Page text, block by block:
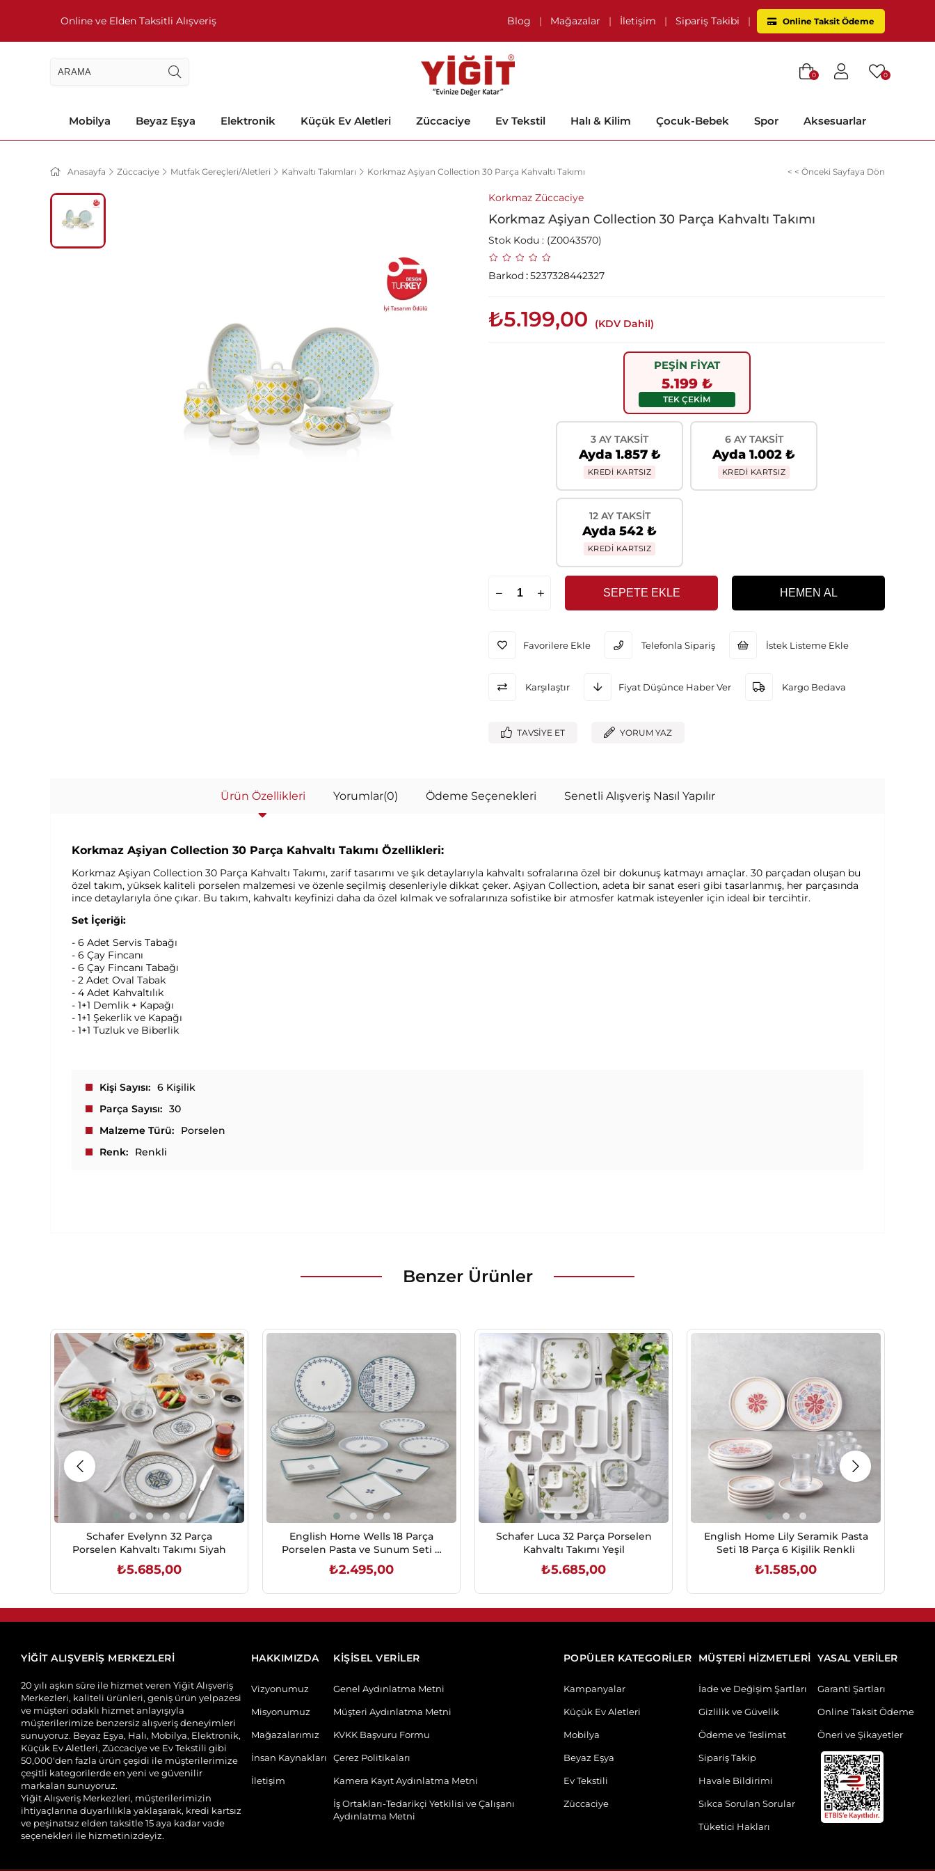
Online ve Elden Taksitli Alışveriş Blog | Mağazalar | İletişim | Sipariş Takibi | Online Taksit Ödeme
0
0
Mobilya Beyaz Eşya Elektronik Küçük Ev Aletleri Züccaciye Ev Tekstil Halı & Kilim Çocuk-Bebek Spor Aksesuarlar
Anasayfa Züccaciye Mutfak Gereçleri/Aletleri Kahvaltı Takımları Korkmaz Aşiyan Collection 30 Parça Kahvaltı Takımı < < Önceki Sayfaya Dön
Korkmaz Züccaciye
Korkmaz Aşiyan Collection 30 Parça Kahvaltı Takımı
Stok Kodu (Z0043570)
Barkod:5237328442327
₺5.199,00 (KDV Dahil)
PEŞİN FİYAT
5.199 ₺
TEK ÇEKİM
3 AY TAKSIT
Ayda 1.857 ₺
KREDİ KARTSIZ
6 AY TAKSIT
Ayda 1.002 ₺
KREDİ KARTSIZ
12 AY TAKSIT
Ayda 542 ₺
KREDİ KARTSIZ
Favorilere Ekle Telefonla Sipariş İstek Listeme Ekle
Karşılaştır Fiyat Düşünce Haber Ver Kargo Bedava
TAVSIYE ET YORUM YAZ
Ürün Özellikleri Yorumlar(0) Ödeme Seçenekleri Senetli Alışveriş Nasıl Yapılır
Korkmaz Aşiyan Collection 30 Parça Kahvaltı Takımı Özellikleri:
Korkmaz Aşiyan Collection 30 Parça Kahvaltı Takımı, zarif tasarımı ve şık detaylarıyla kahvaltı sofralarına özel bir dokunuş katmayı amaçlar. 30 parçadan oluşan bu
özel takım, yüksek kaliteli porselen malzemesi ve özenle seçilmiş desenleriyle dikkat çeker. Aşiyan Collection, adeta bir sanat eseri gibi tasarlanmış, her parçasında
ince detaylarıyla öne çıkar. Bu takım, kahvaltı keyfinizi daha da özel kılmak ve sofralarınıza sofistike bir atmosfer katmak isteyenler için ideal bir tercihtir.
Set İçeriği:
- 6 Adet Servis Tabağı
- 6 Çay Fincanı
- 6 Çay Fincanı Tabağı
- 2 Adet Oval Tabak
- 4 Adet Kahvaltılık
- 1+1 Demlik + Kapağı
- 1+1 Şekerlik ve Kapağı
- 1+1 Tuzluk ve Biberlik
Kişi Sayısı
6 Kişilik
Parça Sayısı
30
Malzeme Türü
Porselen
Renk
Renkli
Benzer Ürünler
Schafer Evelynn 32 Parça
Porselen Kahvaltı Takımı Siyah
₺5.685,00
English Home Wells 18 Parça
Porselen Pasta ve Sunum Seti 6
Kişilik Mavi
₺2.495,00
Schafer Luca 32 Parça Porselen
Kahvaltı Takımı Yeşil
₺5.685,00
English Home Lily Seramik Pasta
Seti 18 Parça 6 Kişilik Renkli
₺1.585,00
YİĞİT ALIŞVERİŞ MERKEZLERİ
20 yılı aşkın süre ile hizmet veren Yiğit Alışveriş
Merkezleri, kaliteli ürünleri, geniş ürün yelpazesi
ve müşteri odaklı hizmet anlayışıyla
müşterilerimize benzersiz alışveriş deneyimleri
sunuyoruz. Beyaz Eşya, Halı, Mobilya, Elektronik,
Küçük Ev Aletleri, Züccaciye ve Ev Tekstili gibi
50,000'den fazla ürün çeşidi ile müşterilerimize
çeşitli kategorilerde en yeni ve güvenilir
markaları sunuyoruz.
Yiğit Alışveriş Merkezleri, müşterilerimizin
ihtiyaçlarına duyarlılıkla yaklaşarak, kredi kartsız
ve peşinatsız elden taksitle 15 aya kadar vade
seçenekleri ile hizmetinizdeyiz.
HAKKIMIZDA
Vizyonumuz
Misyonumuz
Mağazalarımız
İnsan Kaynakları
İletişim
KİŞİSEL VERİLER
Genel Aydınlatma Metni
Müşteri Aydınlatma Metni
KVKK Başvuru Formu
Çerez Politikaları
Kamera Kayıt Aydınlatma Metni
İş Ortakları-Tedarikçi Yetkilisi ve Çalışanı
Aydınlatma Metni
POPÜLER KATEGORİLER
Kampanyalar
Küçük Ev Aletleri
Mobilya
Beyaz Eşya
Ev Tekstili
Züccaciye
MÜŞTERİ HİZMETLERİ
İade ve Değişim Şartları
Gizlilik ve Güvelik
Ödeme ve Teslimat
Sipariş Takip
Havale Bildirimi
Sıkca Sorulan Sorular
Tüketici Hakları
YASAL VERİLER
Garanti Şartları
Online Taksit Ödeme
Öneri ve Şikayetler